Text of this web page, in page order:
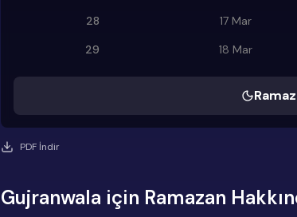
28
17 Mar
29
18 Mar
PDF İndir
Gujranwala için Ramazan